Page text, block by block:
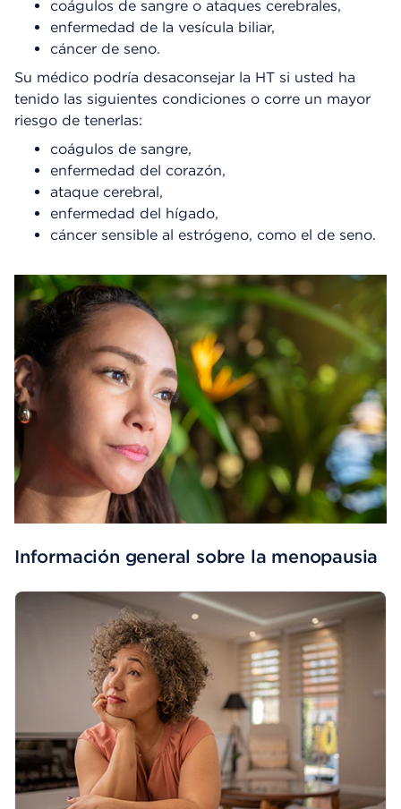
coágulos de sangre o ataques cerebrales,
enfermedad de la vesícula biliar,
cáncer de seno.
Su médico podría desaconsejar la HT si usted ha
tenido las siguientes condiciones o corre un mayor
riesgo de tenerlas:
coágulos de sangre,
enfermedad del corazón,
ataque cerebral,
enfermedad del hígado,
cáncer sensible al estrógeno, como el de seno.
Información general sobre la menopausia